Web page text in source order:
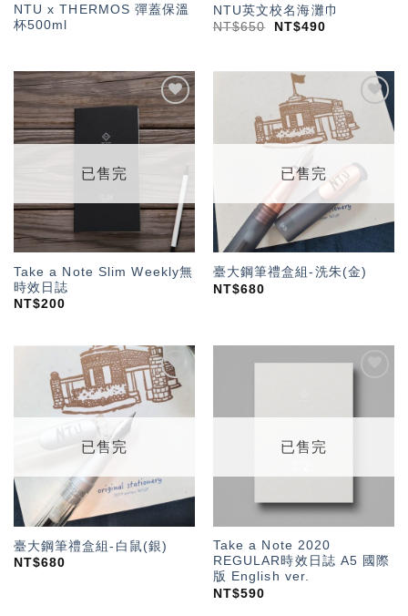
NTU x THERMOS 彈蓋保溫
杯500ml
NTU英文校名海灘巾
NT$650 NT$490
加入
「願
望輕
已售完
Take a Note Slim Weekly無
時效日誌
NT$200
望輕
已售完
臺大鋼筆禮盒組-洗朱(金)
NT$680
加入
「願
望輕
已售完
臺大鋼筆禮盒組-白鼠(銀)
NT$680
望輕
已售完
Take a Note 2020
REGULAR時效日誌 A5 國際
版 English ver.
NT$590